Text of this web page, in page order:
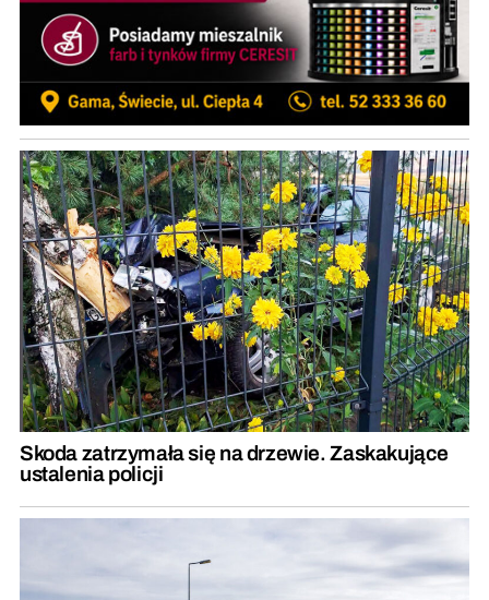
Skoda zatrzymała się na drzewie. Zaskakujące
ustalenia policji